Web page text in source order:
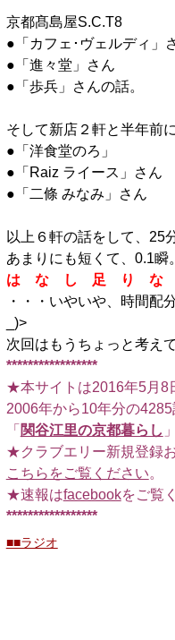
京都髙島屋S.C.T8
●「カフェ･ヴェルディ」
●「進々堂」さん
●「歩兵」さんの話。
そして新店２軒と半年前
●「洋食堂のろ」
●「Raiz ライース」さん
●「二條 みなみ」さん
以上６軒の話をして、25
あまりにも短くて、0.1瞬。
は な し 足 り な
・・・いやいや、時間配
_)>
次回はもうちょっと考え
*****************
★本サイトは2016年5月8
2006年から10年分の4285
「 関谷江里の京都暮らし
★クラブエリー新規登録お
こちらをご覧ください。
★速報はfacebookをご覧
*****************
■■ラジオ